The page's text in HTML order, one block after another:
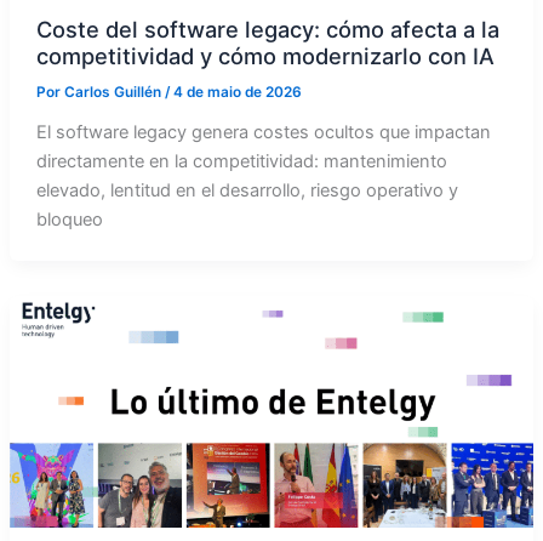
Coste del software legacy: cómo afecta a la
competitividad y cómo modernizarlo con IA
Por Carlos Guillén /4 de maio de 2026
El software legacy genera costes ocultos que impactan
directamente en la competitividad: mantenimiento
elevado, lentitud en el desarrollo, riesgo operativo y
bloqueo